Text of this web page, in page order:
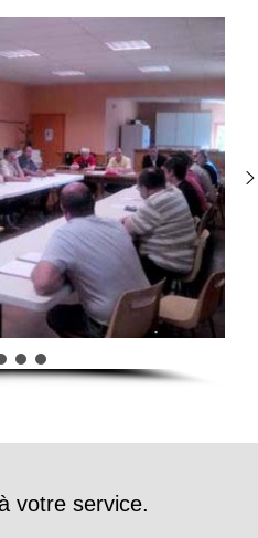
votre service.